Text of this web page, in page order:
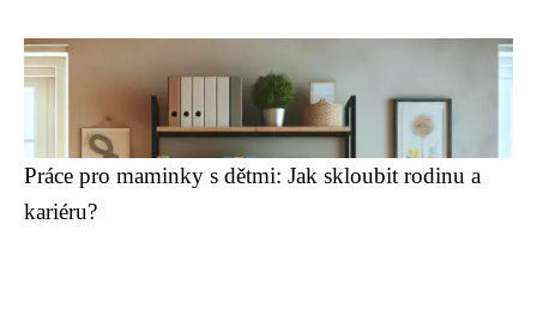
Práce pro maminky s dětmi: Jak skloubit rodinu a
kariéru?